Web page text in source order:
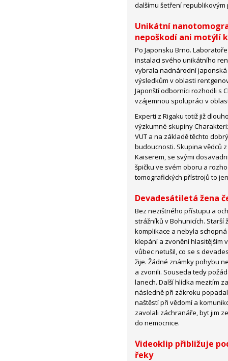
dalšímu šetření republikovým
Unikátní
nepoškodí ani motýlí
Po Japonsku Brno.
instalaci svého unikátního
vybrala nadnárodní japonská
výsledkům v oblasti
Japonští odborníci rozhodli s
vzájemnou spolupráci v
Experti z Rigaku totiž již
výzkumné skupiny
VUT a na základě těchto
budoucnosti. Skupina vědců z
Kaiserem, se svými
špičku ve svém oboru a
tomografických přístrojů to
Devadesátiletá žena
Bez nezištného přístupu a
strážníků v Bohunicích.
komplikace a nebyla
klepání a zvonění hlasitějším
vůbec netušil, co se s
žije. Žádné známky pohybu
a zvonili. Souseda tedy
lanech. Další hlídka mezitím
následně při zákroku
naštěstí při vědomí a
zavolali záchranáře, byt jim
do nemocnice.
Videoklip přibližuje
řeky